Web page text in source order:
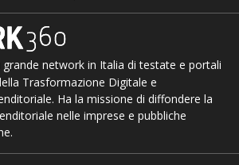
network in Italia di testate e portali
Trasformazione Digitale e
Ha la missione di diffondere la
nelle imprese e pubbliche